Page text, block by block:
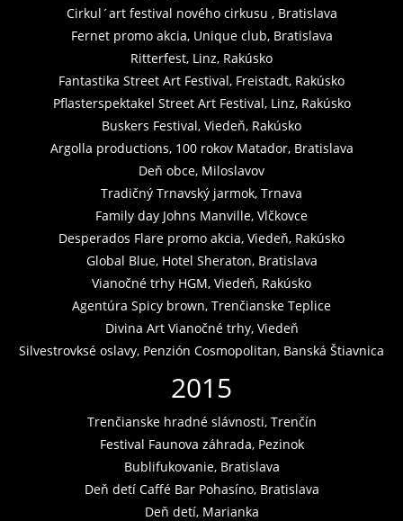
Cirkul´art festival nového cirkusu , Bratislava
Fernet promo akcia, Unique club, Bratislava
Ritterfest, Linz, Rakúsko
Fantastika Street Art Festival, Freistadt, Rakúsko
Pflasterspektakel Street Art Festival, Linz, Rakúsko
Buskers Festival, Viedeň, Rakúsko
Argolla productions, 100 rokov Matador, Bratislava
Deň obce, Miloslavov
Tradičný Trnavský jarmok, Trnava
Family day Johns Manville, Vlčkovce
Desperados Flare promo akcia, Viedeň, Rakúsko
Global Blue, Hotel Sheraton, Bratislava
Vianočné trhy HGM, Viedeň, Rakúsko
Agentúra Spicy brown, Trenčianske Teplice
Divina Art Vianočné trhy, Viedeň
Silvestrovksé oslavy, Penzión Cosmopolitan, Banská Štiavnica
2015
Trenčianske hradné slávnosti, Trenčín
Festival Faunova záhrada, Pezinok
Bublifukovanie, Bratislava
Deň detí Caffé Bar Pohasíno, Bratislava
Deň detí, Marianka